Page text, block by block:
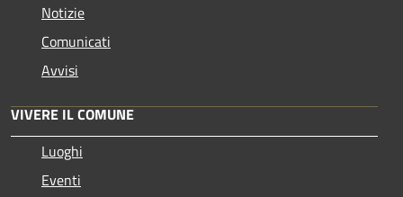
Notizie
Comunicati
Avvisi
VIVERE IL COMUNE
Luoghi
Eventi